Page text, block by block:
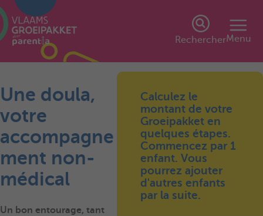
RechercherMenu
Une doula,
votre
accompagne
ment non-
médical
Un bon entourage, tant
Calculez le
montant de votre
Groeipakket en
quelques étapes.
Commencez par 1
enfant. Vous
pourrez ajouter
d'autres enfants
par la suite.